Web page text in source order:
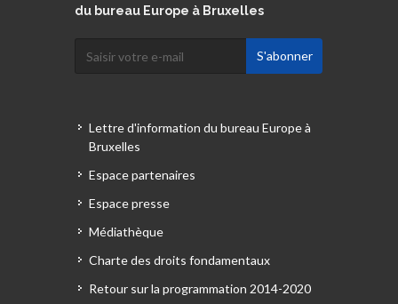
du bureau Europe à Bruxelles
Lettre d'information du bureau Europe à
Bruxelles
Espace partenaires
Espace presse
Médiathèque
Charte des droits fondamentaux
Retour sur la programmation 2014-2020